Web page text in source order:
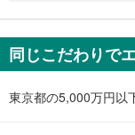
を
マ
イ
ペ
同じこだわりで
東京都の5,000万円以